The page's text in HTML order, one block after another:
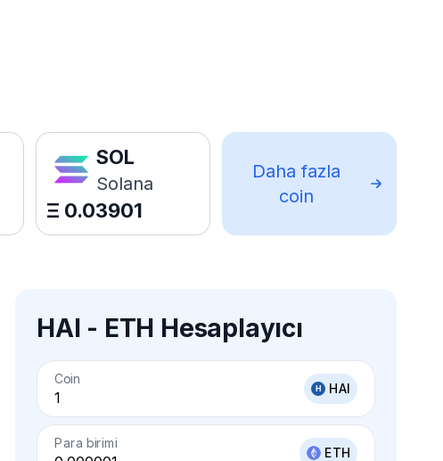
SOL
Solana
Ξ 0.03901
Daha fazla
coin
HAI - ETH Hesaplayıcı
Coin
HAI
Para birimi
ETH